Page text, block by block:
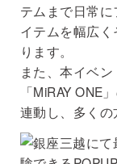
テムまで日常
イテムを幅広
ります。
また、本イベ
「MiRAY ONE
連動し、多くの